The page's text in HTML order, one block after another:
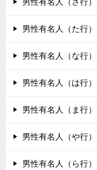
男性有名人（た行）
男性有名人（な行）
男性有名人（は行）
男性有名人（ま行）
男性有名人（や行）
男性有名人（ら行）